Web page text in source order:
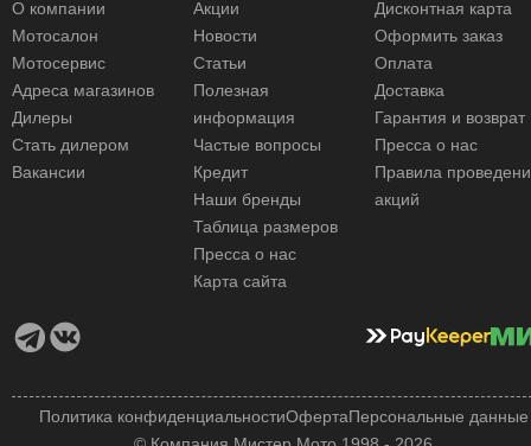
О компании
Мотосалон
Мотосервис
Адреса магазинов
Дилеры
Стать дилером
Вакансии
Акции
Новости
Статьи
Полезная
информация
Частые вопросы
Кредит
Наши бренды
Таблица размеров
Пресса о нас
Карта сайта
Дисконтная карта
Оформить заказ
Оплата
Доставка
Гарантия и возврат
Пресса о нас
Правила
акций
Политика конфиденциальностиОфертаПерсональные данные